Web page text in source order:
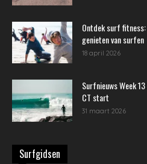
Ontdek surf
genieten van surfen
18 april 2026
Surfnieuws Week
CT start
31 maart 2026
Surfgidsen